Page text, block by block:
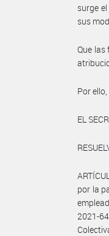
surge
sus
Que
Por ello,
EL
por la
2021-